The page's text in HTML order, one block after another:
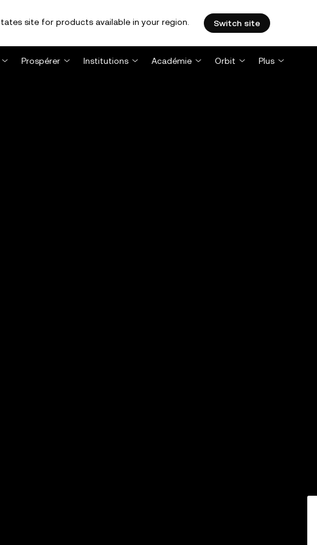
site for products available in your region. Switch site
Prospérer Institutions Académie Orbit Plus